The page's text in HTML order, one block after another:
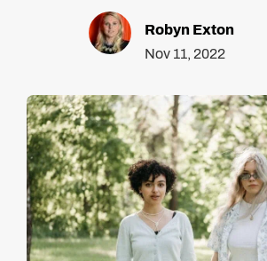
Robyn Exton
Nov 11, 2022